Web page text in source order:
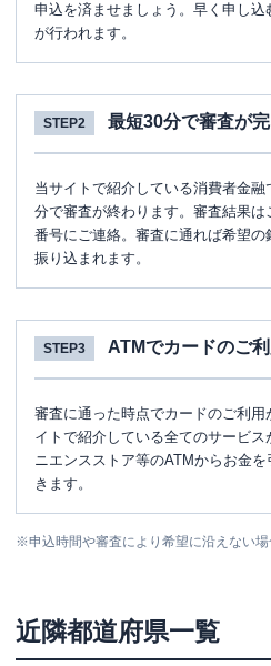
申込を済ませましょう。早く申し込
が行われます。
STEP2 最短30分で審査が
当サイトで紹介している消費者金融
分で審査が終わります。審査結果は
番号にご連絡。審査に通れば希望の
振り込まれます。
STEP3 ATMでカードのご利
審査に通った時点でカードのご利用
イトで紹介している全てのサービス
ニエンスストア等のATMからお金
きます。
※申込時間や審査により希望に沿えない場
近隣都道府県一覧